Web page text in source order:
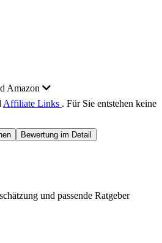
Amazon
Affiliate Links . Für Sie entstehen keine
Bewertung im Detail
und passende Ratgeber